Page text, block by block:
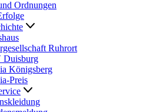
Ordnungen
Ruhrort
Duisburg
Königsberg
Preis